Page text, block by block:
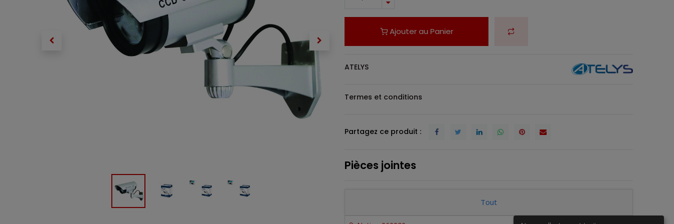
Ajouter au Panier
ATELYS
Termes et conditions
Partagez ce produit :
Pièces jointes
Tout